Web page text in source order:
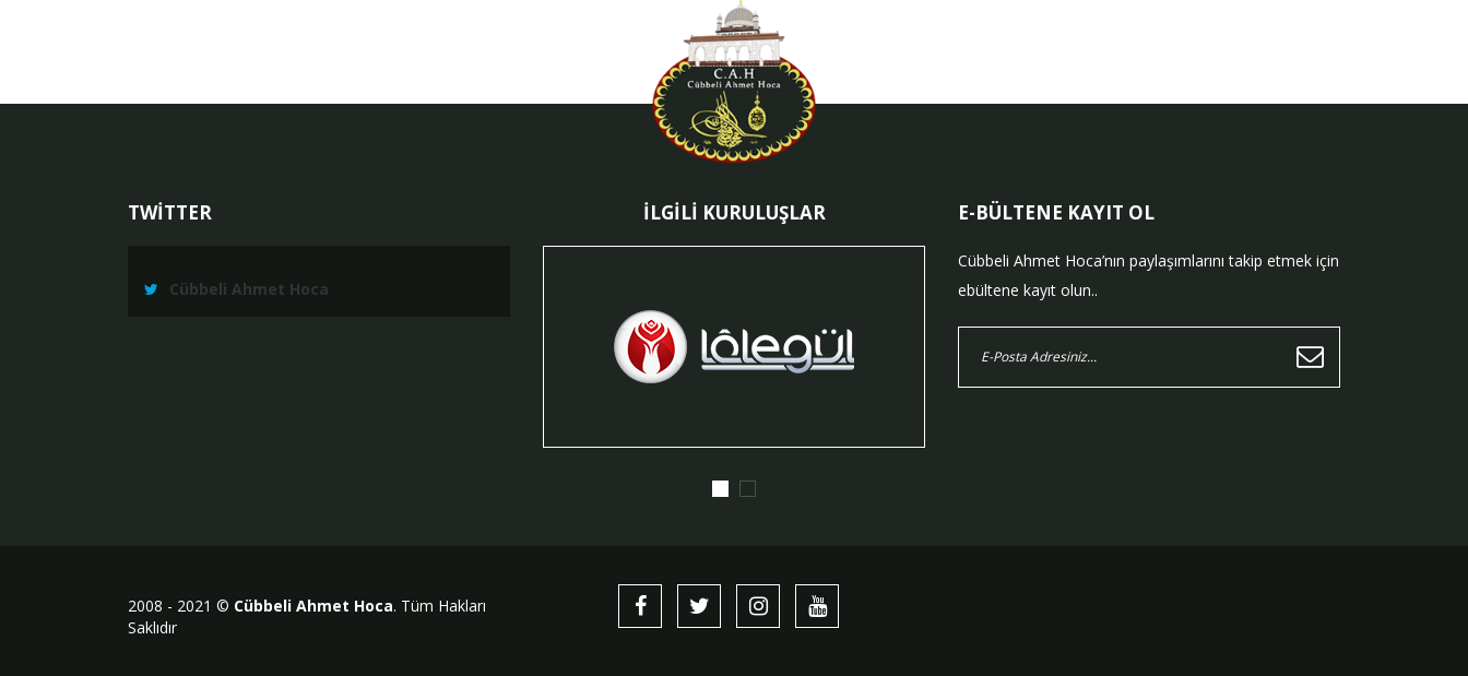
TWİTTER
Cübbeli Ahmet Hoca
İLGİLİ KURULUŞLAR E-BÜLTENE KAYIT OL
Cübbeli Ahmet Hoca’nın paylaşımlarını takip etmek için
ebültene kayıt olun..
2008 - 2021 © Cübbeli Ahmet Hoca. Tüm Hakları
Saklıdır